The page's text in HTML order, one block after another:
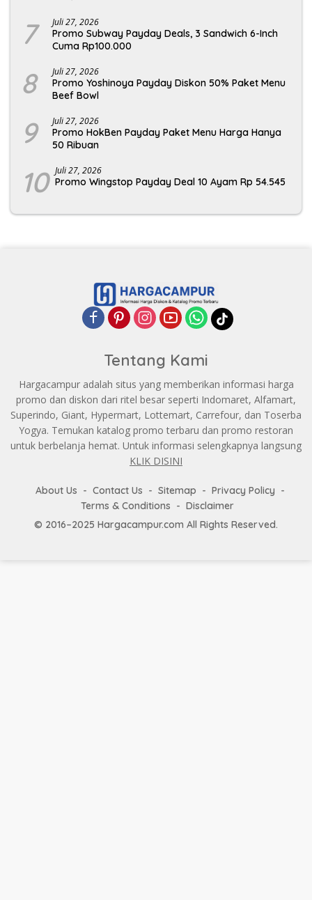
7 Juli 27, 2026
Promo Subway Payday Deals, 3 Sandwich 6-Inch
Cuma Rp100.000
8 Juli 27, 2026
Promo Yoshinoya Payday Diskon 50% Paket Menu
Beef Bowl
9 Juli 27, 2026
Promo HokBen Payday Paket Menu Harga Hanya
50 Ribuan
10 Juli 27, 2026
Promo Wingstop Payday Deal 10 Ayam Rp 54.545
Tentang Kami
Hargacampur adalah situs yang memberikan informasi harga
promo dan diskon dari ritel besar seperti Indomaret, Alfamart,
Superindo, Giant, Hypermart, Lottemart, Carrefour, dan Toserba
Yogya. Temukan katalog promo terbaru dan promo restoran
untuk berbelanja hemat. Untuk informasi selengkapnya langsung
KLIK DISINI
About Us Contact Us Sitemap
Privacy Policy
Terms & Conditions
Disclaimer
© 2016–2025 Hargacampur.com All Rights Reserved.